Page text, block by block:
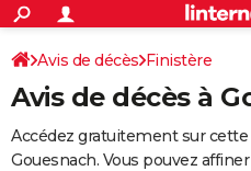
ACTUALITÉS
Politique
Société
Faits Divers
Education
Monde
Villes
+
SPORT
Coupe du monde 2026
Football
Tennis
Cyclisme
Rugby
Forum
Programme TV
TNT
Streaming
Cinéma
Sorties cinéma
Musique
+
FINANCE
Avis de décès Finistère
Avis de décès à
Accédez gratuitement sur cette
Gouesnach. Vous pouvez